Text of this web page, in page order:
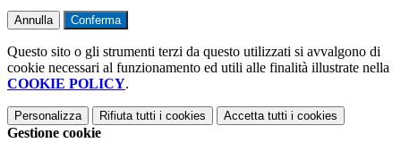
Annulla Conferma
Questo sito o gli strumenti terzi da questo utilizzati si avvalgono di
cookie necessari al funzionamento ed utili alle finalità illustrate nella
COOKIE POLICY.
Personalizza Rifiuta tutti i cookies Accetta tutti i cookies
Gestione cookie